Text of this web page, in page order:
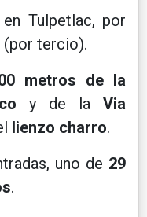
Tulpetlac, por
(por tercio).
metros de la
y de la Via
lienzo charro.
uno de 29
.